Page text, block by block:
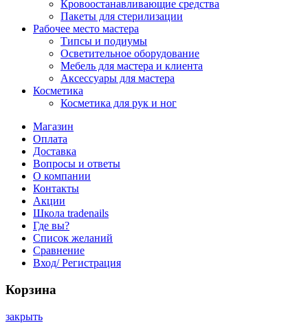
Кровоостанавливающие средства
Пакеты для стерилизации
Рабочее место мастера
Типсы и подиумы
Осветительное оборудование
Мебель для мастера и клиента
Аксессуары для мастера
Косметика
Косметика для рук и ног
Магазин
Оплата
Доставка
Вопросы и ответы
О компании
Контакты
Акции
Школа tradenails
Где вы?
Список желаний
Сравнение
Вход/ Регистрация
Корзина
закрыть